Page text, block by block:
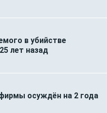
в убийстве
лет назад
осуждён на 2 года